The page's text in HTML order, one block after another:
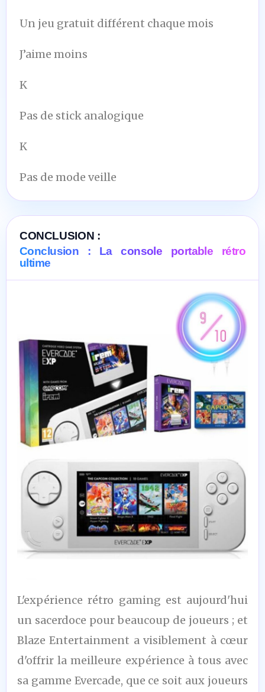
Un jeu gratuit différent chaque mois
J’aime moins
K
Pas de stick analogique
K
Pas de mode veille
CONCLUSION :
Conclusion : La console portable rétro
ultime
9
/10
L'expérience rétro gaming est aujourd'hui
un sacerdoce pour beaucoup de joueurs ; et
Blaze Entertainment a visiblement à cœur
d'offrir la meilleure expérience à tous avec
sa gamme Evercade, que ce soit aux joueurs